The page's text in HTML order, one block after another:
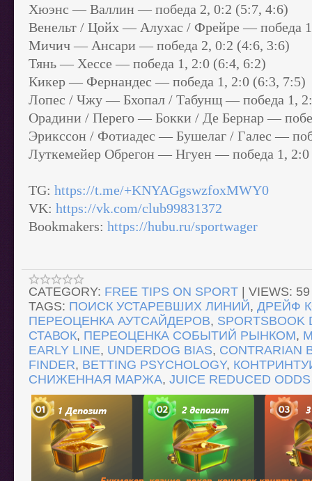
Хюэнс — Валлин — победа 2, 0:2 (5:7, 4:6)
Венельт / Цойх — Алухас / Фрейре — победа
Мичич — Ансари — победа 2, 0:2 (4:6, 3:6)
Тянь — Хессе — победа 1, 2:0 (6:4, 6:2)
Кикер — Фернандес — победа 1, 2:0 (6:3, 7:5)
Лопес / Чжу — Бхопал / Табунщ — победа 1,
Орадини / Перего — Бокки / Де Бернар —
Эрикссон / Фотиадес — Бушелаг / Галес —
Луткемейер Обрегон — Нгуен — победа 1,
TG: https://t.me/+KNYAGgswzfoxMWY0
VK: https://vk.com/club99831372
Bookmakers: https://hubu.ru/sportwager
CATEGORY: FREE TIPS ON SPORT VIEWS: 59
TAGS: ПОИСК УСТАРЕВШИХ ЛИНИЙ, ДРЕЙФ
ПЕРЕОЦЕНКА АУТСАЙДЕРОВ, SPORTSBOOK
СТАВОК, ПЕРЕОЦЕНКА СОБЫТИЙ РЫНКОМ,
EARLY LINE, UNDERDOG BIAS, CONTRARIAN
FINDER, BETTING PSYCHOLOGY,
СНИЖЕННАЯ МАРЖА, JUICE REDUCED ODDS